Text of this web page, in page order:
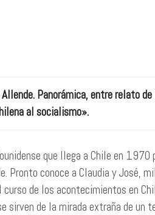
Panorámica, entre relato
al socialismo».
que llega a Chile en 1970
Pronto conoce a Claudia y José,
de los acontecimientos en
sirven de la mirada extraña de un